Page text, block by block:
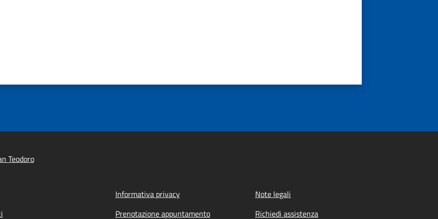
Teodoro
Informativa privacy
Note legali
Prenotazione appuntamento Richiedi assistenza